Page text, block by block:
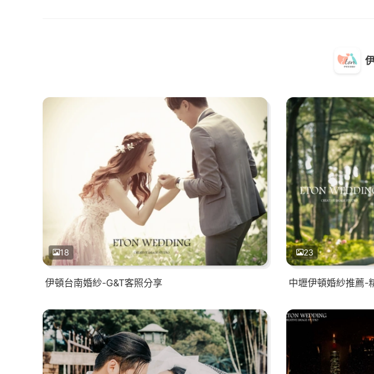
18
伊頓台南婚紗-G&T客照分享
23
中壢伊頓婚紗推薦-